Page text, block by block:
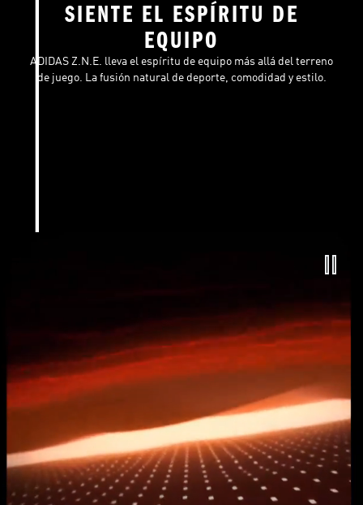
SIENTE EL ESPÍRITU DE
EQUIPO
ADIDAS Z.N.E. lleva el espíritu de equipo más allá del terreno
de juego. La fusión natural de deporte, comodidad y estilo.